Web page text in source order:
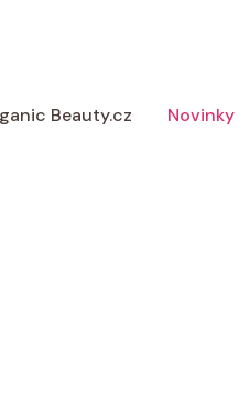
Beauty.cz Novinky